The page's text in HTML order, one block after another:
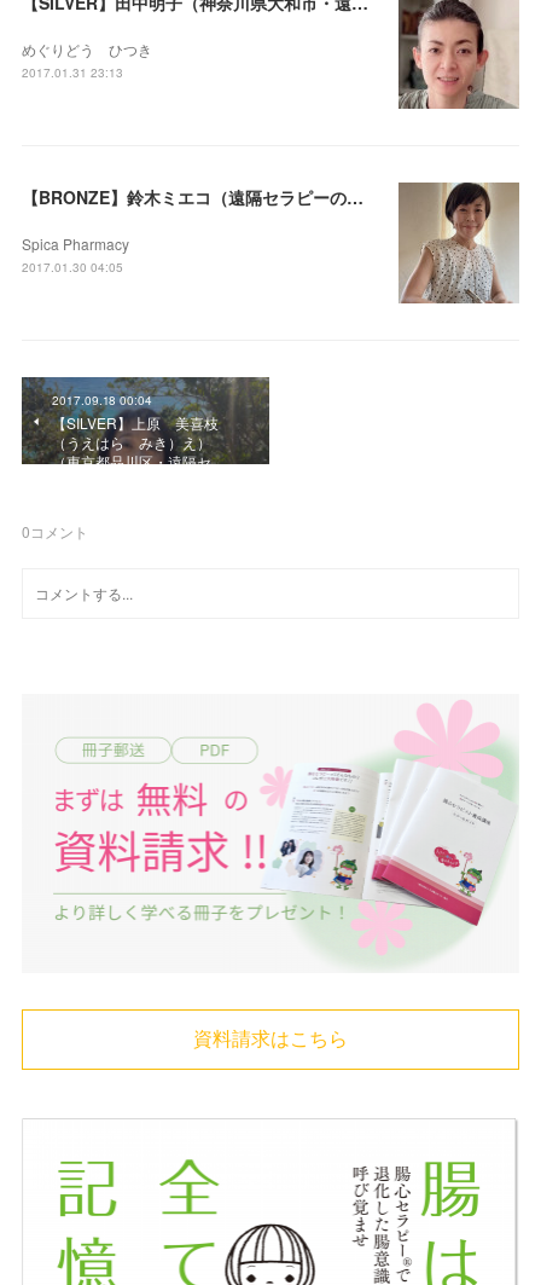
めぐりどう ひつき
2017.01.31 23:13
【BRONZE】鈴木ミエコ（遠隔セラピーのみ）
Spica Pharmacy
2017.01.30 04:05
2017.09.18 00:04
【SILVER】上原 美喜枝
（うえはら みき）え）
（東京都品川区・遠隔セ…
0コメント
資料請求はこちら